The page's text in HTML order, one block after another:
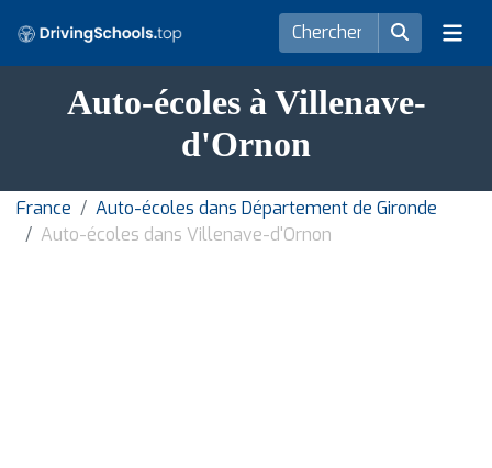
Auto-écoles à Villenave-
d'Ornon
France
Auto-écoles dans Département de Gironde
Auto-écoles dans Villenave-d'Ornon